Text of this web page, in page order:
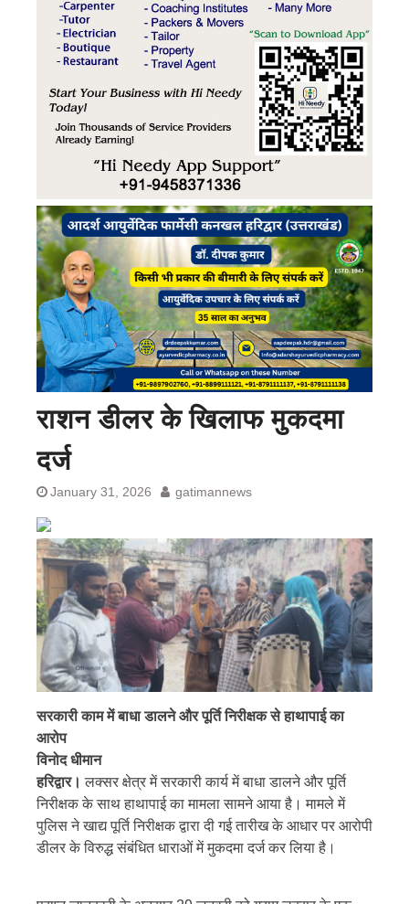
राशन डीलर के खिलाफ मुकदमा
दर्ज
January 31, 2026 gatimannews
सरकारी काम में बाधा डालने और पूर्ति निरीक्षक से हाथापाई का
आरोप
विनोद धीमान
हरिद्वार। लक्सर क्षेत्र में सरकारी कार्य में बाधा डालने और पूर्ति
निरीक्षक के साथ हाथापाई का मामला सामने आया है। मामले में
पुलिस ने खाद्य पूर्ति निरीक्षक द्वारा दी गई तारीख के आधार पर आरोपी
डीलर के विरुद्ध संबंधित धाराओं में मुकदमा दर्ज कर लिया है।